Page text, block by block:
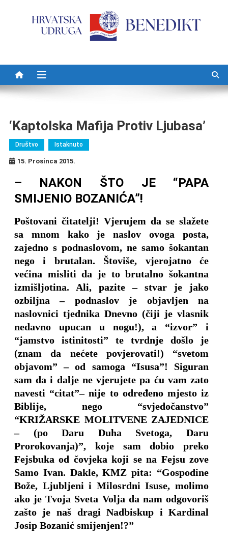
‘Kaptolska Mafija Protiv Ljubasa’
Društvo Istaknuto
15. Prosinca 2015.
– NAKON ŠTO JE “PAPA
SMIJENIO BOZANIĆA”!
Poštovani čitatelji! Vjerujem da se slažete
sa mnom kako je naslov ovoga posta,
zajedno s podnaslovom, ne samo šokantan
nego i brutalan. Štoviše, vjerojatno će
većina misliti da je to brutalno šokantna
izmišljotina. Ali, pazite – stvar je jako
ozbiljna – podnaslov je objavljen na
naslovnici tjednika Dnevno (čiji je vlasnik
nedavno upucan u nogu!), a “izvor” i
“jamstvo istinitosti” te tvrdnje došlo je
(znam da nećete povjerovati!) “svetom
objavom” – od samoga “Isusa”! Siguran
sam da i dalje ne vjerujete pa ću vam zato
navesti “citat”– nije to određeno mjesto iz
Biblije, nego “svjedočanstvo”
“KRIŽARSKE MOLITVENE ZAJEDNICE
– (po Daru Duha Svetoga, Daru
Prorokovanja)”, koje sam dobio preko
Fejsbuka od čovjeka koji se na Fejsu zove
Samo Ivan. Dakle, KMZ pita: “Gospodine
Bože, Ljubljeni i Milosrdni Isuse, molimo
ako je Tvoja Sveta Volja da nam odgovoriš
zašto je naš dragi Nadbiskup i Kardinal
Josip Bozanić smijenjen!?”